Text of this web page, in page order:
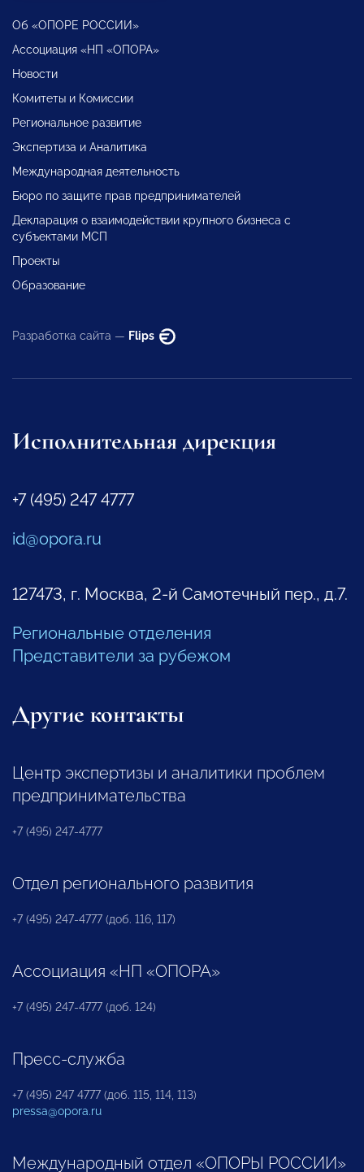
Об «ОПОРЕ РОССИИ»
Ассоциация «НП «ОПОРА»
Новости
Комитеты и Комиссии
Региональное развитие
Экспертиза и Аналитика
Международная деятельность
Бюро по защите прав предпринимателей
Декларация о взаимодействии крупного бизнеса с
субъектами МСП
Проекты
Образование
Разработка сайта — Flips
Исполнительная дирекция
+7 (495) 247 4777
id@opora.ru
127473, г. Москва, 2-й Самотечный пер., д.7.
Региональные отделения
Представители за рубежом
Другие контакты
Центр экспертизы и аналитики проблем
предпринимательства
+7 (495) 247-4777
Отдел регионального развития
+7 (495) 247-4777 (доб. 116, 117)
Ассоциация «НП «ОПОРА»
+7 (495) 247-4777 (доб. 124)
Пресс-служба
+7 (495) 247 4777 (доб. 115, 114, 113)
pressa@opora.ru
Международный отдел «ОПОРЫ РОССИИ»